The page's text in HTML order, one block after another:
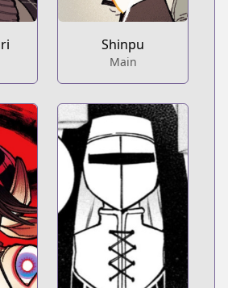
Shinpu
Main